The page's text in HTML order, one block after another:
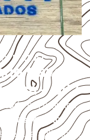
NAVAL
Naval
– SP?
em projetos
revestimento
a aplicação,